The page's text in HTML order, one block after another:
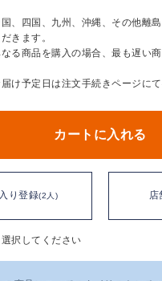
、四国、九州、沖縄、その他離
きます。
る商品を購入の場合、最も遅い
け予定日は注文手続きページにて
カートに入れる
り登録(2人) 店
択してください